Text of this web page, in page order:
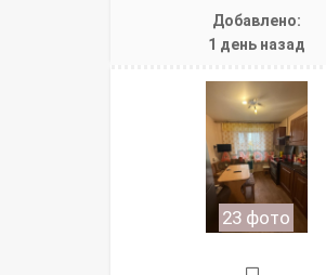
Добавлено:
1 день назад
23 фото